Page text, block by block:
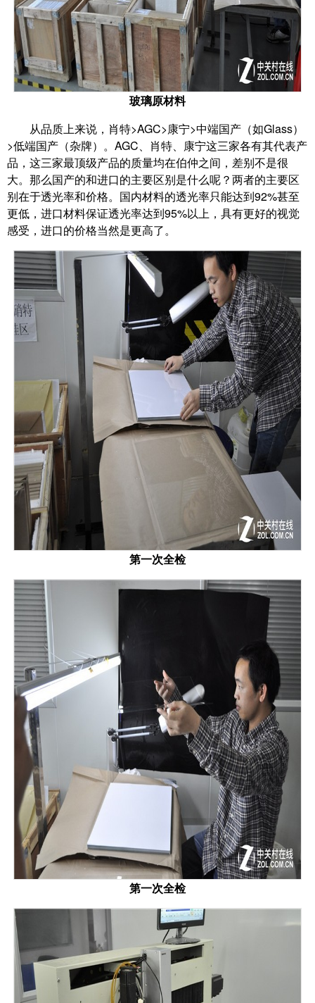
玻璃原材料
从品质上来说，肖特>AGC>康宁>中端国产（如Glass）
>低端国产（杂牌）。AGC、肖特、康宁这三家各有其代表产
品，这三家最顶级产品的质量均在伯仲之间，差别不是很
大。那么国产的和进口的主要区别是什么呢？两者的主要区
别在于透光率和价格。国内材料的透光率只能达到92%甚至
更低，进口材料保证透光率达到95%以上，具有更好的视觉
感受，进口的价格当然是更高了。
第一次全检
第一次全检